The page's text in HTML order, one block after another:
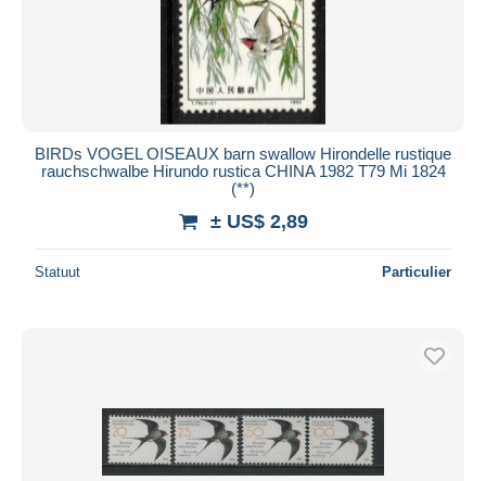
BIRDs VOGEL OISEAUX barn swallow Hirondelle rustique
rauchschwalbe Hirundo rustica CHINA 1982 T79 Mi 1824
(**)
± US$ 2,89
Statuut Particulier